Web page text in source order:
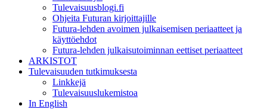
Tulevaisuusblogi.fi
Ohjeita Futuran kirjoittajille
Futura-lehden avoimen julkaisemisen periaatteet ja
käyttöehdot
Futura-lehden julkaisutoiminnan eettiset periaatteet
ARKISTOT
Tulevaisuuden tutkimuksesta
Linkkejä
Tulevaisuuslukemistoa
In English